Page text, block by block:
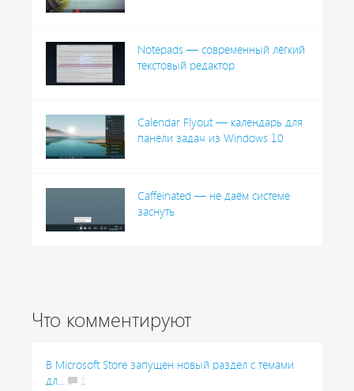
Notepads — современный лёгкий
текстовый редактор
Calendar Flyout — календарь для
панели задач из Windows 10
Caffeinated — не даём системе
заснуть
Что комментируют
В Microsoft Store запущен новый раздел с темами
дл...
1